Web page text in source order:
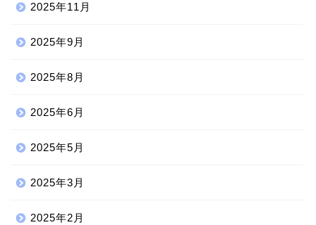
2025年11月
2025年9月
2025年8月
2025年6月
2025年5月
2025年3月
2025年2月